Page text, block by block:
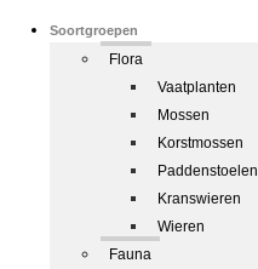
Soortgroepen
Flora
Vaatplanten
Mossen
Korstmossen
Paddenstoelen
Kranswieren
Wieren
Fauna